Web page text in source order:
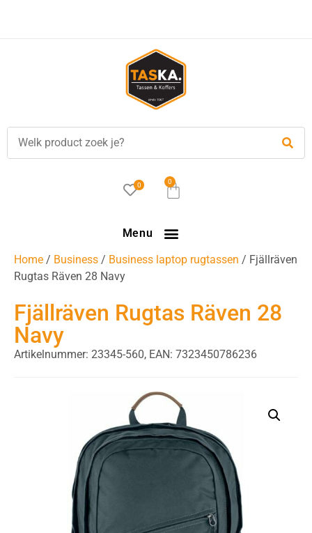
0 0
Menu
Home / Business / Business laptop rugtassen / Fjällräven
Rugtas Räven 28 Navy
Fjällräven Rugtas Räven 28
Navy
Artikelnummer: 23345-560, EAN: 7323450786236